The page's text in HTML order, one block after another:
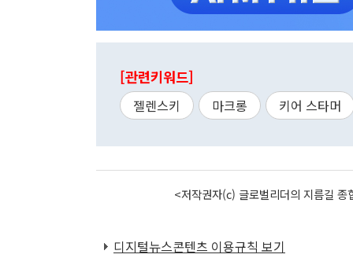
[관련키워드]
젤렌스키 마크롱 키어 스타머
<저작권자(c) 글로벌리더의 지름길
디지털뉴스콘텐츠 이용규칙 보기